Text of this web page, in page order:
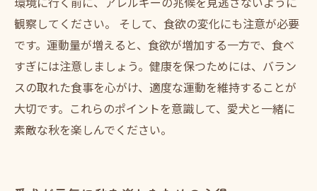
観察してください。 そして、食欲の変化にも注意が必要
です。運動量が増えると、食欲が増加する一方で、食べ
すぎには注意しましょう。健康を保つためには、バラン
スの取れた食事を心がけ、適度な運動を維持することが
大切です。これらのポイントを意識して、愛犬と一緒に
素敵な秋を楽しんでください。